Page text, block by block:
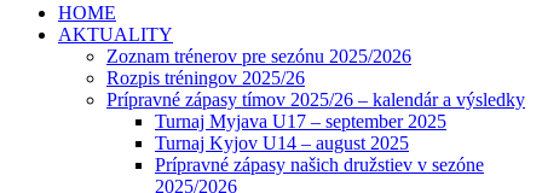
HOME
AKTUALITY
Zoznam trénerov pre sezónu 2025/2026
Rozpis tréningov 2025/26
Prípravné zápasy tímov 2025/26 – kalendár a výsledky
Turnaj Myjava U17 – september 2025
Turnaj Kyjov U14 – august 2025
Prípravné zápasy našich družstiev v sezóne
2025/2026